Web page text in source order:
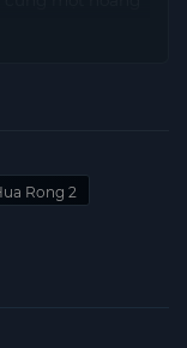
làm dịu mối
Rong 2